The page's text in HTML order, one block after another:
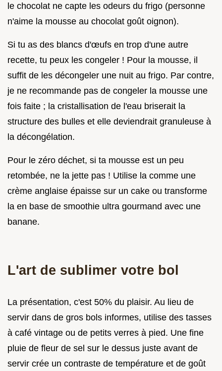
le chocolat ne capte les odeurs du frigo (personne
n'aime la mousse au chocolat goût oignon).
Si tu as des blancs d'œufs en trop d'une autre
recette, tu peux les congeler ! Pour la mousse, il
suffit de les décongeler une nuit au frigo. Par contre,
je ne recommande pas de congeler la mousse une
fois faite ; la cristallisation de l'eau briserait la
structure des bulles et elle deviendrait granuleuse à
la décongélation.
Pour le zéro déchet, si ta mousse est un peu
retombée, ne la jette pas ! Utilise la comme une
crème anglaise épaisse sur un cake ou transforme
la en base de smoothie ultra gourmand avec une
banane.
L'art de sublimer votre bol
La présentation, c'est 50% du plaisir. Au lieu de
servir dans de gros bols informes, utilise des tasses
à café vintage ou de petits verres à pied. Une fine
pluie de fleur de sel sur le dessus juste avant de
servir crée un contraste de température et de goût